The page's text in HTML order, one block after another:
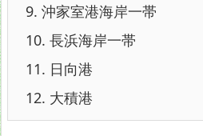
9. 沖家室港海岸一帯
10. 長浜海岸一帯
11. 日向港
12. 大積港